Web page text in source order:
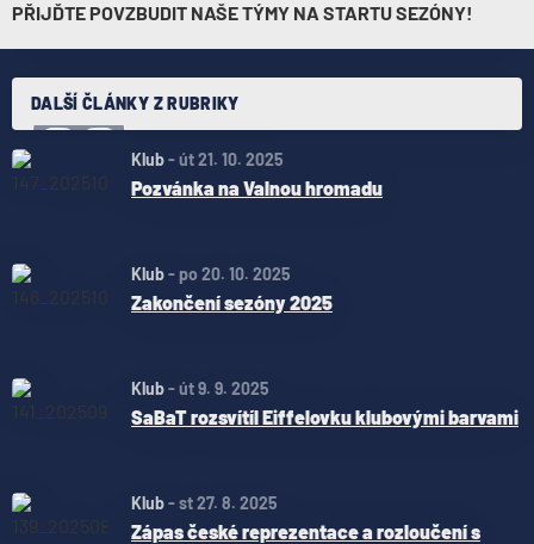
DALŠÍ ČLÁNKY Z RUBRIKY
Klub-út 21. 10. 2025
Pozvánka na Valnou hromadu
Klub-po 20. 10. 2025
Zakončení sezóny 2025
Klub-út 9. 9. 2025
SaBaT rozsvítíl Eiffelovku klubovými barvami
Klub-st 27. 8. 2025
Zápas české reprezentace a rozloučení s
PŘIJĎTE POVZBUDIT NAŠE TÝMY NA STARTU SEZÓNY!